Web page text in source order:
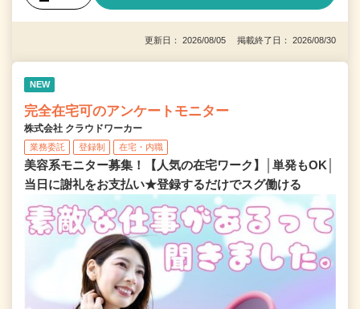
更新日： 2026/08/05 掲載終了日： 2026/08/30
NEW
完全在宅可のアンケートモニター
株式会社 クラウドワーカー
業務委託 登録制 在宅・内職
美容系モニター募集！【人気の在宅ワーク】│単発もOK│
当日に謝礼をお支払い★登録するだけでスグ働ける